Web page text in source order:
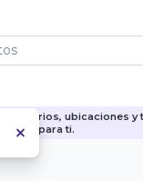
horarios, ubicaciones
para ti.